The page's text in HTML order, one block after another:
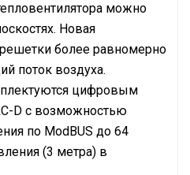
можно
Новая
более равномерно
поток воздуха.
цифровым
D с возможностью
по ModBUS до 64
(3 метра) в